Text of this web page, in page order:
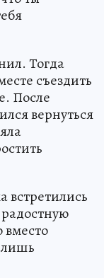
Тогда
съездить
После
вернуться
встретились